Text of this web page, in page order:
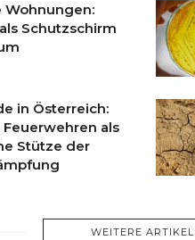
Wohnungen:
Schutzschirm
in Österreich:
als
Stütze der
WEITERE ARTIKEL